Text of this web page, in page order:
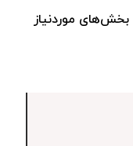
بخش‌های موردنیاز